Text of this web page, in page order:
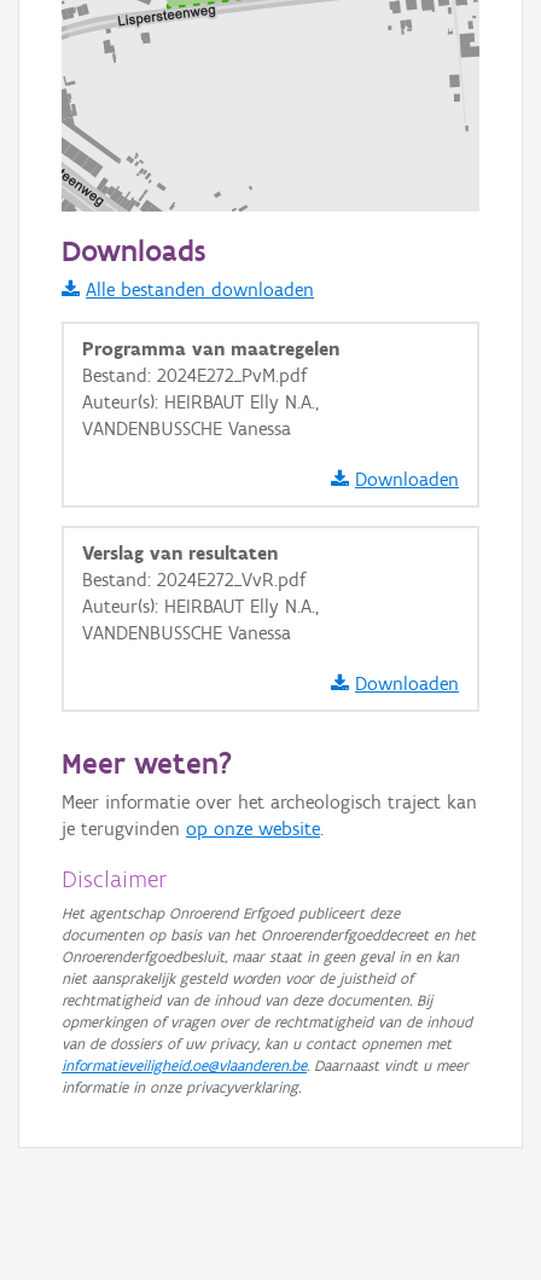
Informatie Vlaanderen
i
+ −
Basis Lagen
OSM-Basiskaart
GRB-Basiskaart
GRB-Basiskaart in grijswaarden
Downloads
Alle bestanden downloaden
Programma van maatregelen
Bestand: 2024E272_PvM.pdf
Auteur(s): HEIRBAUT Elly N.A.,
VANDENBUSSCHE Vanessa
Downloaden
Verslag van resultaten
Bestand: 2024E272_VvR.pdf
Auteur(s): HEIRBAUT Elly N.A.,
VANDENBUSSCHE Vanessa
Downloaden
Meer weten?
Meer informatie over het archeologisch traject kan
je terugvinden op onze website.
Disclaimer
Het agentschap Onroerend Erfgoed publiceert deze
documenten op basis van het Onroerenderfgoeddecreet en het
Onroerenderfgoedbesluit, maar staat in geen geval in en kan
niet aansprakelijk gesteld worden voor de juistheid of
rechtmatigheid van de inhoud van deze documenten. Bij
opmerkingen of vragen over de rechtmatigheid van de inhoud
van de dossiers of uw privacy, kan u contact opnemen met
informatieveiligheid.oe@vlaanderen.be. Daarnaast vindt u meer
informatie in onze privacyverklaring.